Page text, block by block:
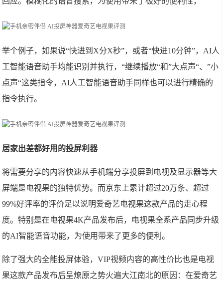
举个例子，如果说“快进到X分X秒”，或者“快进10分钟”，AI人
工智能语音助手均能识别并执行，“继续播放“和”大点声“、”小
点声“这类指令，AI人工智能语音助手同样也可以进行精确的
指令执行。
居家出差都好用的投屏利器
将需要分享的内容快速从手机端分享投屏到电视及显示器等大
屏端是电视果的独特优势。而京东上累计超过20万条、超过
99%好评率的评价足以说明爱奇艺电视果这款产品的走心程
度。特别是在电视果4K产品发布后，电视果全系产品同步升级
的AI智能语音功能，为使用带来了更多的便利。
除了强大的全能投屏体验，VIP视频内容的高性价比也是电视
果这款产品发布后呈燎原之势火遍大江南北的原因：在爱奇艺